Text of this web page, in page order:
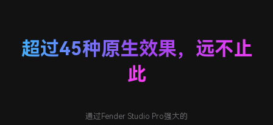
超过45种原生效果，远不止
此
通过Fender Studio Pro强大的